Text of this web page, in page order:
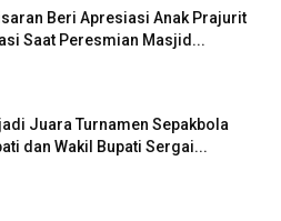
Beri Apresiasi Anak Prajurit
Saat Peresmian Masjid...
Juara Turnamen Sepakbola
dan Wakil Bupati Sergai...